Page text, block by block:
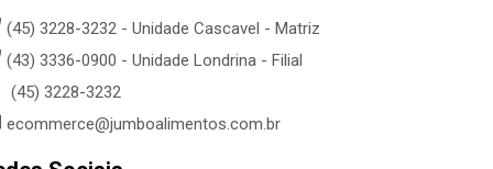
(45) 3228-3232 - Unidade Cascavel - Matriz
(43) 3336-0900 - Unidade Londrina - Filial
(45) 3228-3232
ecommerce@jumboalimentos.com.br